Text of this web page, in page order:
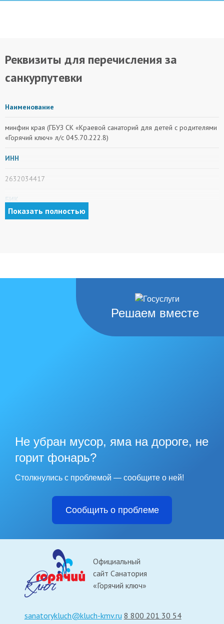
Реквизиты для перечисления за
санкурпутевки
Наименование
минфин края (ГБУЗ СК «Краевой санаторий для детей с родителями
«Горячий ключ» л/с 045.70.222.8)
ИНН
2632034417
БИК
010702101
ОТДЕЛЕНИЕ СТАВРОПОЛЬ БАНКА РОССИИ//УФК по
Ставропольскому краю г. Ставрополь
№ счета получателя (номер казначейского счета)
07727000
Назначения платежа
КБК04500000000000000130 тс 04.01.02 За санаторно-курортную
Показать полностью
Решаем вместе
Не убран мусор, яма на дороге, не
горит фонарь?
Столкнулись с проблемой — сообщите о ней!
Сообщить о проблеме
Официальный
сайт Санатория
«Горячий ключ»
sanatorykluch@kluch-kmv.ru 8 800 201 30 54